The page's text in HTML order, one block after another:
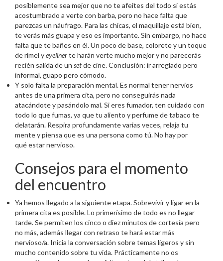
posiblemente sea mejor que no te afeites del todo si estás
acostumbrado a verte con barba, pero no hace falta que
parezcas un náufrago. Para las chicas, el maquillaje está bien,
te verás más guapa y eso es importante. Sin embargo, no hace
falta que te bañes en él. Un poco de base, colorete y un toque
de rímel yeyelinerte harán verte mucho mejor y no parecerás
recién salida de un setde cine. Conclusión: ir arreglado pero
informal, guapo pero cómodo.
Y solo falta la preparación mental. Es normal tener nervios
antes de una primera cita, pero no conseguirás nada
atacándote y pasándolo mal. Si eres fumador, ten cuidado con
todo lo que fumas, ya que tu aliento y perfume de tabaco te
delatarán. Respira profundamente varias veces, relaja tu
mente y piensa que es una persona como tú. No hay por
qué estar nervioso.
Consejos para el momento
del encuentro
Ya hemos llegado a la siguiente etapa. Sobrevivir y ligar en la
primera cita es posible. Lo primerísimo de todo es no llegar
tarde. Se permiten los cinco o diez minutos de cortesía pero
no más, además llegar con retraso te hará estar más
nervioso/a. Inicia la conversación sobre temas ligeros y sin
mucho contenido sobre tu vida. Prácticamente no os